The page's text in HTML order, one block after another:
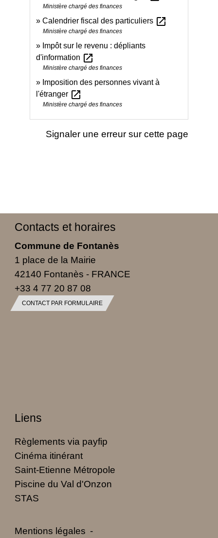
Ministère chargé des finances
Calendrier fiscal des particuliers open_in_new
Ministère chargé des finances
Impôt sur le revenu : dépliants
d'information open_in_new
Ministère chargé des finances
Imposition des personnes vivant à
l'étranger open_in_new
Ministère chargé des finances
Signaler une erreur sur cette page
Contacts et horaires
Commune de Fontanès
1 place de la Mairie
42140 Fontanès - FRANCE
+33 4 77 20 87 08
CONTACT PAR FORMULAIRE
Liens
Règlements via payfip
Cinéma itinérant
Saint-Etienne Métropole
Piscine du Val d'Onzon
STAS
Mentions légales -